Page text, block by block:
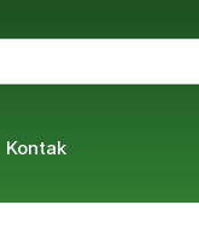
Kontak